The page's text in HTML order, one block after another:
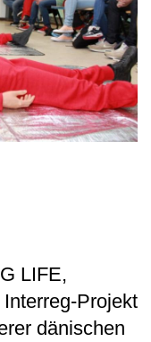
LIFE,
Projekt
dänischen